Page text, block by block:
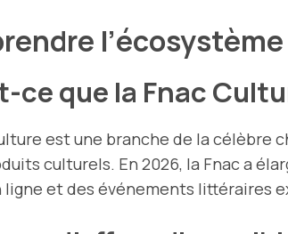
ce que la Fnac
est une branche de la
culturels. En 2026, la Fnac a
et des événements littéraires